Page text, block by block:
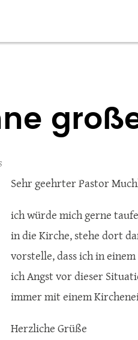
Sehr geehrter Pastor
ich würde mich gerne
in die Kirche, stehe dort
vorstelle, dass ich in
ich Angst vor dieser
immer mit einem
Herzliche Grüße